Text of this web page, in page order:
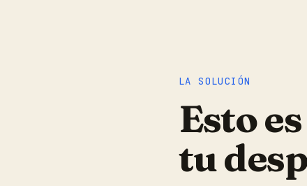
LA SOLUCIÓN
Esto
tu